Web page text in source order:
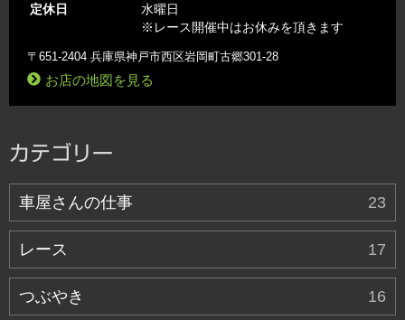
定休日
水曜日
※レース開催中はお休みを頂きます
〒651-2404 兵庫県神戸市西区岩岡町古郷301-28
お店の地図を見る
カテゴリー
車屋さんの仕事 23
レース 17
つぶやき 16